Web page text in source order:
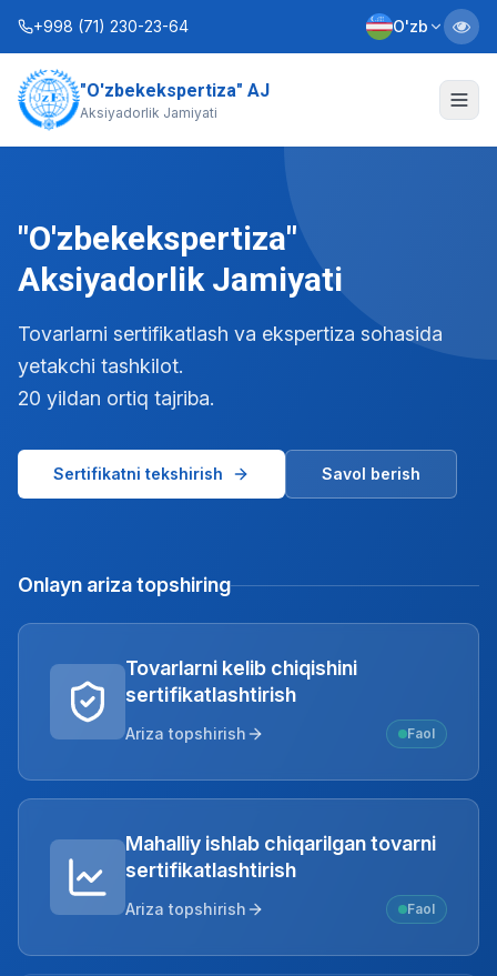
+998 (71) 230-23-64 O'zb
"O'zbekekspertiza" AJ
Aksiyadorlik Jamiyati
Biz haqimizda
Axborot xizmati
Nizom Biznes rejalar
+998 (90) 712-12-36
"O'zbekekspertiza"
Aksiyadorlik Jamiyati
Tovarlarni sertifikatlash va ekspertiza sohasida
yetakchi tashkilot.
20 yildan ortiq tajriba.
Sertifikatni tekshirish Savol berish
Onlayn ariza topshiring
Tovarlarni kelib chiqishini
sertifikatlashtirish
Ariza topshirish Faol
Mahalliy ishlab chiqarilgan tovarni
sertifikatlashtirish
Ariza topshirish Faol